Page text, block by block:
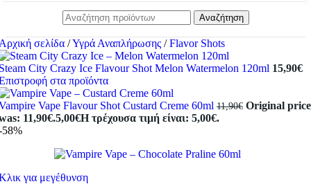
Αναζήτηση
σελίδα /Υγρά Αναπλήρωσης / Flavor Shots
City Crazy Ice Flavour Shot Melon Watermelon 120ml 15,90€
στα προϊόντα
Vape Flavour Shot Custard Creme 60ml 11,90€ Original price
11,90€.5,00€Η τρέχουσα τιμή είναι: 5,00€.
58%
για μεγέθυνση